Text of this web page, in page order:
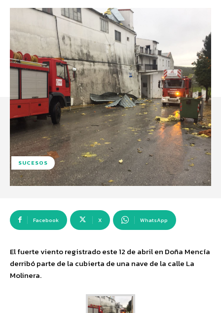
SUCESOS
Facebook X WhatsApp
El fuerte viento registrado este 12 de abril en Doña Mencía
derribó parte de la cubierta de una nave de la calle La
Molinera.